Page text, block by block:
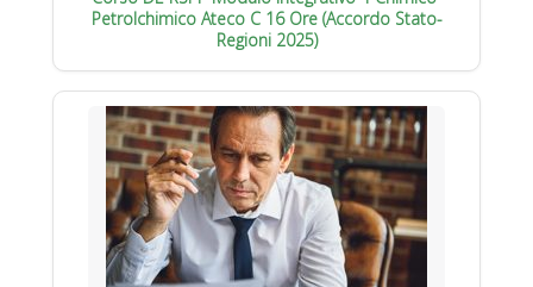
Petrolchimico Ateco C 16 Ore (Accordo Stato-
Regioni 2025)